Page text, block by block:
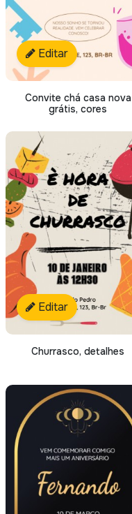
Editar
Convite chá casa nova
grátis, cores
Editar
Churrasco, detalhes